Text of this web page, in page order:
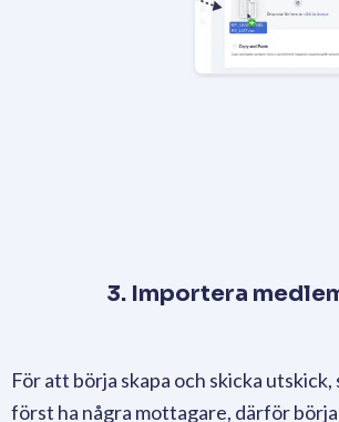
3. Importera
För att börja skapa och skicka utskick,
först ha några mottagare, därför